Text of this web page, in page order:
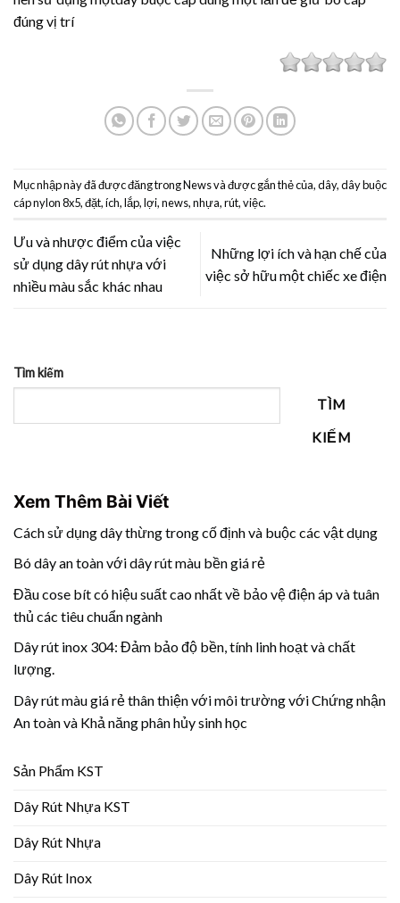
đúng vị trí
Mục nhập này đã được đăng trongNewsvà được gắn thẻcủa,dây,dây buộc
cáp nylon 8x5,đặt,ích,lắp,lợi,news,nhựa,rút,việc.
Ưu và nhược điểm của việc
sử dụng dây rút nhựa với
nhiều màu sắc khác nhau
Những lợi ích và hạn chế của
việc sở hữu một chiếc xe điện
Tìm kiếm
TÌM
KIẾM
Xem Thêm Bài Viết
Cách sử dụng dây thừng trong cố định và buộc các vật dụng
Bó dây an toàn với dây rút màu bền giá rẻ
Đầu cose bít có hiệu suất cao nhất về bảo vệ điện áp và tuân
thủ các tiêu chuẩn ngành
Dây rút inox 304: Đảm bảo độ bền, tính linh hoạt và chất
lượng.
Dây rút màu giá rẻ thân thiện với môi trường với Chứng nhận
An toàn và Khả năng phân hủy sinh học
Sản Phẩm KST
Dây Rút Nhựa KST
Dây Rút Nhựa
Dây Rút Inox